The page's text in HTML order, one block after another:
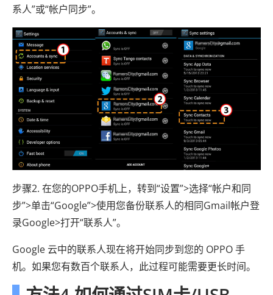
系人”或“帐户同步”。
步骤2. 在您的OPPO手机上，转到“设置”>选择“帐户和同
步”>单击“Google”>使用您备份联系人的相同Gmail帐户登
录Google>打开“联系人”。
Google 云中的联系人现在将开始同步到您的 OPPO 手
机。如果您有数百个联系人，此过程可能需要更长时间。